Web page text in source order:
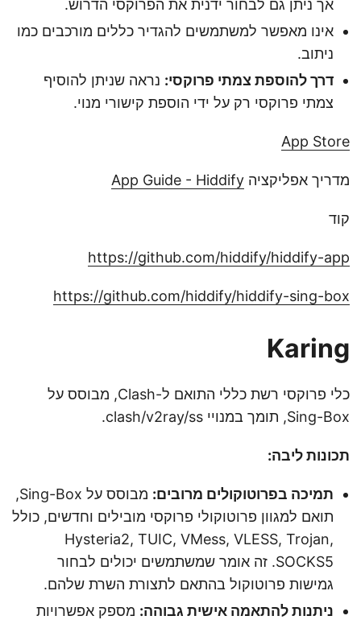
אך ניתן גם לבחור ידנית את הפרוקסי הדרוש.
אינו מאפשר למשתמשים להגדיר כללים מורכבים כמו
ניתוב.
דרך להוספת צמתי פרוקסי: נראה שניתן להוסיף
צמתי פרוקסי רק על ידי הוספת קישורי מנוי.
App Store
מדריך אפליקציה App Guide - Hiddify
קוד
https://github.com/hiddify/hiddify-app
https://github.com/hiddify/hiddify-sing-box
Karing
כלי פרוקסי רשת כללי התואם ל-Clash, מבוסס על
Sing-Box, תומך במנויי clash/v2ray/ss.
תכונות ליבה:
תמיכה בפרוטוקולים מרובים:
מבוסס על Sing-Box,
תואם למגוון פרוטוקולי פרוקסי מובילים וחדשים, כולל
Hysteria2, TUIC, VMess, VLESS, Trojan,
SOCKS5. זה אומר שמשתמשים יכולים לבחור
גמישות פרוטוקול בהתאם לתצורת השרת שלהם.
ניתנות להתאמה אישית גבוהה: מספק אפשרויות